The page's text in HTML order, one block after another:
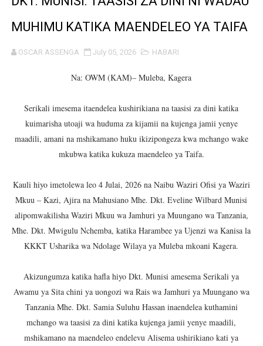
UKAGUZI WA MIGODI WAIMARISHA USALAMA,
MHE. CHANDE AIPONGEZA WRRB KWA
TBS YAHIMIZA WAJASIRIAMALI KUTHIBITISHA UBORA
WMA YAWAFUNDISHA WATOTO VIPIMO: NAIBU
NAIBU KATIBU MKUU UJENZI ARIDHISHWA NA
DKT. MSONDE: TBA NI KITOVU CHA FURSA ZA
Waziri Kabudi: Kilosa Iendelee Kulinda Amani,
MUHIMU KATIKA MAENDELEO YA TAIFA
OSCAR ASSENGA July 05, 2026 HABARI
Na: OWM (KAM)– Muleba, Kagera
Serikali imesema itaendelea kushirikiana na taasisi za dini katika
kuimarisha utoaji wa huduma za kijamii na kujenga jamii yenye
maadili, amani na mshikamano huku ikizipongeza kwa mchango wake
mkubwa katika kukuza maendeleo ya Taifa.
Kauli hiyo imetolewa leo 4 Julai, 2026 na Naibu Waziri Ofisi ya Waziri
Mkuu – Kazi, Ajira na Mahusiano Mhe. Dkt. Eveline Wilbard Munisi
alipomwakilisha Waziri Mkuu wa Jamhuri ya Muungano wa Tanzania,
Mhe. Dkt. Mwigulu Nchemba, katika Harambee ya Ujenzi wa Kanisa la
KKKT Usharika wa Ndolage Wilaya ya Muleba mkoani Kagera.
Akizungumza katika hafla hiyo Dkt. Munisi amesema Serikali ya
Awamu ya Sita chini ya uongozi wa Rais wa Jamhuri ya Muungano wa
Tanzania Mhe. Dkt. Samia Suluhu Hassan inaendelea kuthamini
mchango wa taasisi za dini katika kujenga jamii yenye maadili,
mshikamano na maendeleo endelevu Alisema ushirikiano kati ya